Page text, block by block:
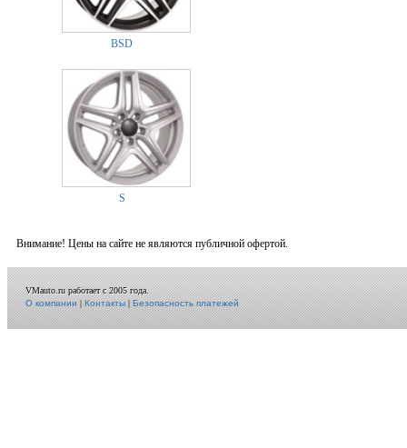
BSD
S
Внимание! Цены на сайте не являются публичной офертой.
VMauto.ru работает с 2005 года.
О компании|Контакты|Безопасность платежей